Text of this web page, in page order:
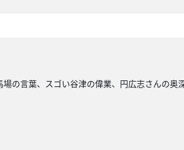
の言葉、スゴい谷津の偉業、円広志さんの奥